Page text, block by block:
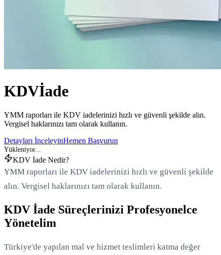
KDVİade
YMM raporları ile KDV iadelerinizi hızlı ve güvenli şekilde alın.
Vergisel haklarınızı tam olarak kullanın.
Detayları İnceleyinHemen Başvurun
KDV İade Nedir?
YMM raporları ile KDV iadelerinizi hızlı ve güvenli şekilde
alın. Vergisel haklarınızı tam olarak kullanın.
KDV İade Süreçlerinizi Profesyonelce
Yönetelim
Türkiye'de yapılan mal ve hizmet teslimleri katma değer